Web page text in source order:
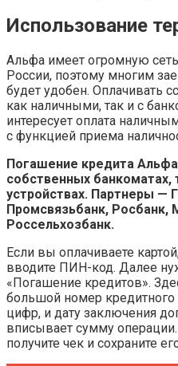
Использование
Альфа имеет огромную
России, поэтому многим
будет удобен. Оплачивать
как наличными, так и с
интересует оплата
с функцией приема
Погашение кредита
собственных банкоматах,
устройствах. Партнеры —
Промсвязьбанк, Росбанк,
Россельхозбанк.
Если вы оплачиваете
вводите ПИН-код. Далее
«Погашение кредитов».
большой номер кредитного
цифр, и дату заключения
вписывает сумму
получите чек и сохраните